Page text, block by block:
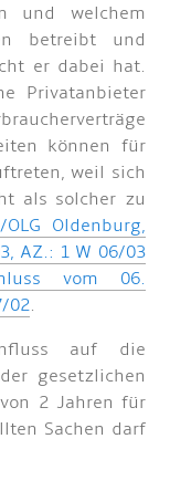
und welchem
betreibt und
er dabei hat.
Privatanbieter
können für
weil sich
als solcher zu
OLG Oldenburg,
AZ.: 1 W 06/03
vom 06.
02.
auf die
gesetzlichen
2 Jahren für
Sachen darf